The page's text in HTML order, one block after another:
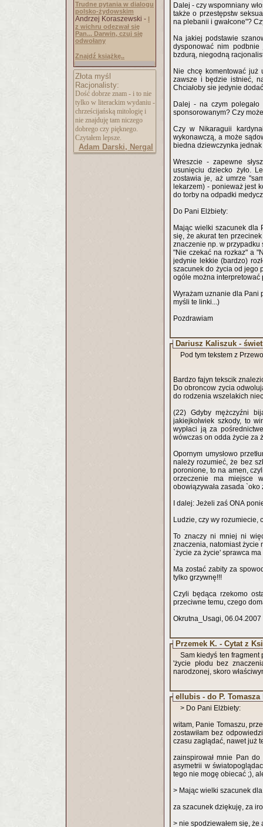
Trudne pytania w dialogu
polsko-żydowskim
Andrzej Koraszewski - I
z wichru odezwał się
Pan... Darwin, czuj się
odwołany
Znajdź książkę..
Złota myśl
Racjonalisty:
Dość dobrze znam - i to nie
tylko w literackim wydaniu -
chrześcijańską mitologię i
nie znajduję tam niczego
dobrego czy pięknego.
Czytałem lepsze.
Adam Darski, Nergal
Dalej - czy wspomniany
także o przestępstw
na plebanii i gwałcone"?
Na jakiej podstawie
dysponować nim podbnie
bzdurą, niegodną
Nie chcę komentować już
zawsze i będzie istnieć,
Chciałoby sie jedynie
Dalej - na czym polegało
sponsorowanym? Czy
Czy w Nikaraguii
wykonawczą, a może
biedna dziewczynka
Wreszcie - zapewne
usunięciu dziecko żyło.
zostawia je, aż umrze
lekarzem) - ponieważ jest
do torby na odpadki
Do Pani Elżbiety:
Mając wielki szacunek dla
się, że akurat ten
znaczenie np. w
"Nie czekać na rozkaz" a
jedynie lekkie (bardzo)
szacunek do życia od jego
ogóle można interpretować
Wyrażam uznanie dla Pani
myśli te linki...)
Pozdrawiam
Dariusz Kaliszuk -
Pod tym tekstem z
Bardzo fajyn tekscik
Do obroncow zycia
do rodzenia wszelakich
(22) Gdyby mężczyźni
jakiejkolwiek szkody, to
wypłaci ją za
wówczas on odda życie za
Opornym umysłowo
należy rozumieć, że bez
poronione, to na amen,
orzeczenie ma miejsce
obowiązywała zasada `oko
I dalej: Jeżeli zaś ONA
Ludzie, czy wy rozumiecie,
To znaczy ni mniej ni
znaczenia, natomiast życie
`życie za życie' sprawca ma
Ma zostać zabity za
tylko grzywnę!!!
Czyli będąca rzekomo
przeciwne temu, czego
Okrutna_Usagi, 06.04.2007
Przemek K. - Cytat z
Sam kiedyś ten fragment
'życie płodu bez
narodzonej, skoro
ellubis - do P. Tomasza
> Do Pani Elżbiety:
witam, Panie Tomaszu,
zostawiłam bez
czasu zaglądać, nawet już
zainspirował mnie Pan
asymetrii w
tego nie mogę obiecać ;),
> Mając wielki szacunek
za szacunek dziękuję, za
> nie spodziewałem się,